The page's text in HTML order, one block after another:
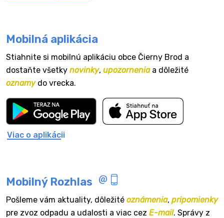
Mobilná aplikácia
Stiahnite si mobilnú aplikáciu obce Čierny Brod a
dostaňte všetky novinky, upozorneniaa dôležité
oznamydo vrecka.
Viac o aplikácii
Mobilný Rozhlas
Pošleme vám aktuality, dôležité oznámenia, pripomienky
pre zvoz odpadu a udalosti a viac cez E-mail. Správy z